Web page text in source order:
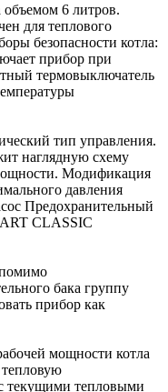
6 литров.
для теплового
безопасности котла:
прибор при
термовыключатель
тип управления.
наглядную схему
Модификация
давления
Предохранительный
CLASSIC
бака группу
прибор как
мощности котла
тепловую
текущими тепловыми